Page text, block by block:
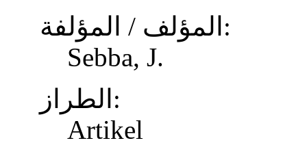
المؤلف / المؤلفة:
Sebba, J.
الطراز:
Artikel